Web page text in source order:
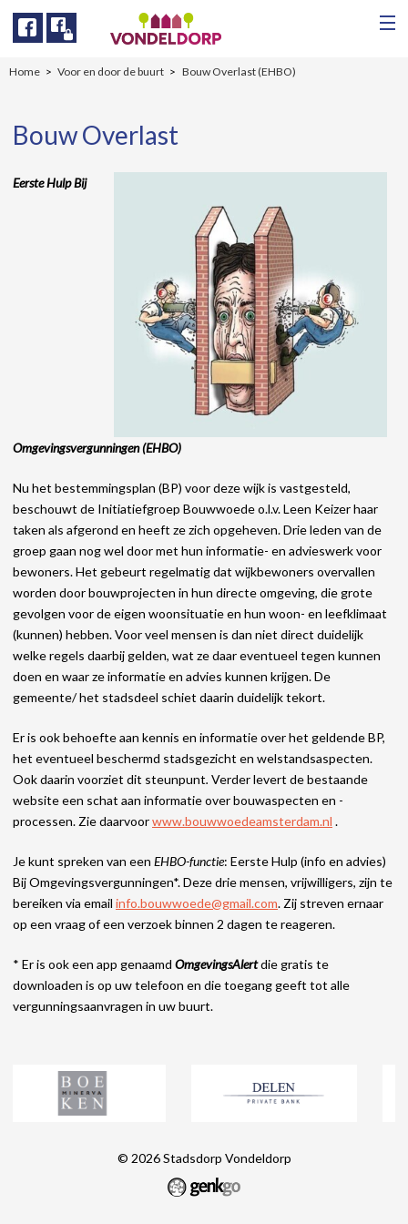
Facebook
Home Voor en door de buurt Bouw Overlast (EHBO)
Bouw Overlast
Eerste Hulp Bij
Omgevingsvergunningen (EHBO)
Nu het bestemmingsplan (BP) voor deze wijk is vastgesteld,
beschouwt de Initiatiefgroep Bouwwoede o.l.v. Leen Keizer haar
taken als afgerond en heeft ze zich opgeheven. Drie leden van de
groep gaan nog wel door met hun informatie- en advieswerk voor
bewoners. Het gebeurt regelmatig dat wijkbewoners overvallen
worden door bouwprojecten in hun directe omgeving, die grote
gevolgen voor de eigen woonsituatie en hun woon- en leefklimaat
(kunnen) hebben. Voor veel mensen is dan niet direct duidelijk
welke regels daarbij gelden, wat ze daar eventueel tegen kunnen
doen en waar ze informatie en advies kunnen krijgen. De
gemeente/ het stadsdeel schiet daarin duidelijk tekort.
Er is ook behoefte aan kennis en informatie over het geldende BP,
het eventueel beschermd stadsgezicht en welstandsaspecten.
Ook daarin voorziet dit steunpunt. Verder levert de bestaande
website een schat aan informatie over bouwaspecten en -
processen. Zie daarvoorwww.bouwwoedeamsterdam.nl .
Je kunt spreken van een EHBO-functie: Eerste Hulp (info en advies)
Bij Omgevingsvergunningen*. Deze drie mensen, vrijwilligers, zijn te
bereiken via email info.bouwwoede@gmail.com. Zij streven ernaar
op een vraag of een verzoek binnen 2 dagen te reageren.
* Er is ook een app genaamd OmgevingsAlertdie gratis te
downloaden is op uw telefoon en die toegang geeft tot alle
vergunningsaanvragen in uw buurt.
© 2026Stadsdorp Vondeldorp